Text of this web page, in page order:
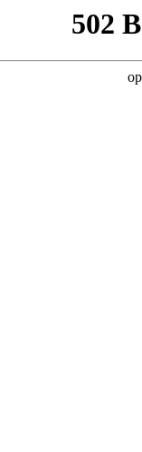
502